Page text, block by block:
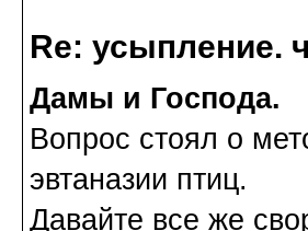
Re: усыпление.
Дамы и Господа.
Вопрос стоял о
эвтаназии птиц.
Давайте все же